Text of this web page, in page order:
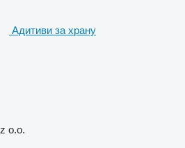
Адитиви за храну
o.o.